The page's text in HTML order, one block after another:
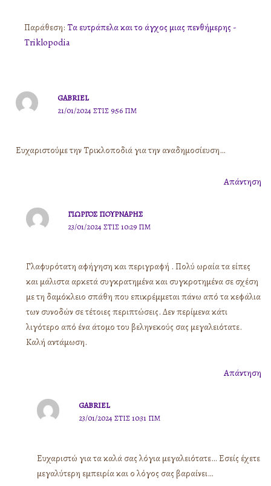
Παράθεση:Τα ευτράπελα και το άγχος μιας πενθήμερης -
Triklopodia
GABRIEL
21/01/2024 ΣΤΙΣ 9:56 ΠΜ
Ευχαριστούμε την Τρικλοποδιά για την αναδημοσίευση…
Απάντηση
ΓΙΏΡΓΟΣ ΠΟΥΡΝΆΡΗΣ
23/01/2024 ΣΤΙΣ 10:29 ΠΜ
Γλαφυρότατη αφήγηση και περιγραφή . Πολύ ωραία τα είπες
και μάλιστα αρκετά συγκρατημένα και συγκροτημένα σε σχέση
με τη δαμόκλειο σπάθη που επικρέμμεται πάνω από τα κεφάλια
των συνοδών σε τέτοιες περιπτώσεις. Δεν περίμενα κάτι
λιγότερο από ένα άτομο του βεληνεκούς σας μεγαλειότατε.
Καλή αντάμωση.
Απάντηση
GABRIEL
23/01/2024 ΣΤΙΣ 10:31 ΠΜ
Ευχαριστώ για τα καλά σας λόγια μεγαλειότατε… Εσείς έχετε
μεγαλύτερη εμπειρία και ο λόγος σας βαραίνει…